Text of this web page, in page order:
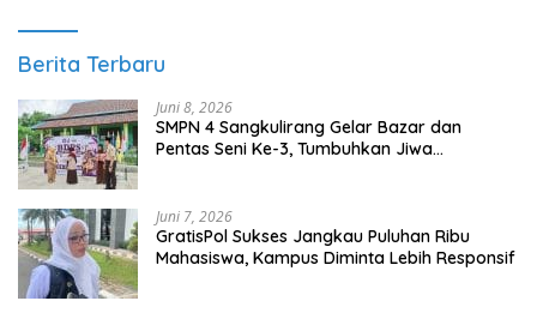
Berita Terbaru
Juni 8, 2026
SMPN 4 Sangkulirang Gelar Bazar dan
Pentas Seni Ke-3, Tumbuhkan Jiwa
Juni 7, 2026
GratisPol Sukses Jangkau Puluhan Ribu
Mahasiswa, Kampus Diminta Lebih Responsif